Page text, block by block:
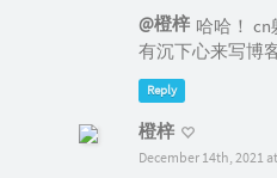
@橙梓 哈哈！
有沉下心来写博客
Reply
橙梓
December 14th, 2021